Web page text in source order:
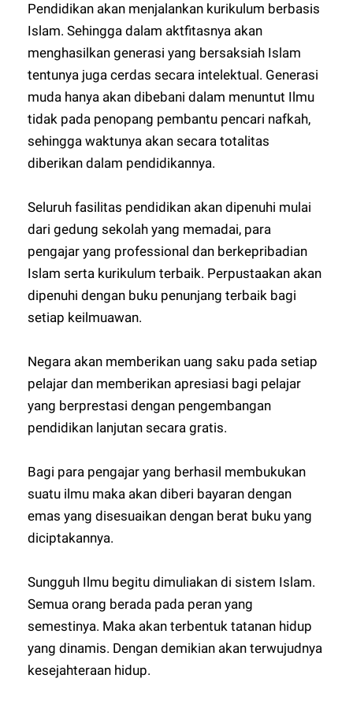
Pendidikan akan menjalankan kurikulum berbasis
Islam. Sehingga dalam aktfitasnya akan
menghasilkan generasi yang bersaksiah Islam
tentunya juga cerdas secara intelektual. Generasi
muda hanya akan dibebani dalam menuntut Ilmu
tidak pada penopang pembantu pencari nafkah,
sehingga waktunya akan secara totalitas
diberikan dalam pendidikannya.
Seluruh fasilitas pendidikan akan dipenuhi mulai
dari gedung sekolah yang memadai, para
pengajar yang professional dan berkepribadian
Islam serta kurikulum terbaik. Perpustaakan akan
dipenuhi dengan buku penunjang terbaik bagi
setiap keilmuawan.
Negara akan memberikan uang saku pada setiap
pelajar dan memberikan apresiasi bagi pelajar
yang berprestasi dengan pengembangan
pendidikan lanjutan secara gratis.
Bagi para pengajar yang berhasil membukukan
suatu ilmu maka akan diberi bayaran dengan
emas yang disesuaikan dengan berat buku yang
diciptakannya.
Sungguh Ilmu begitu dimuliakan di sistem Islam.
Semua orang berada pada peran yang
semestinya. Maka akan terbentuk tatanan hidup
yang dinamis. Dengan demikian akan terwujudnya
kesejahteraan hidup.